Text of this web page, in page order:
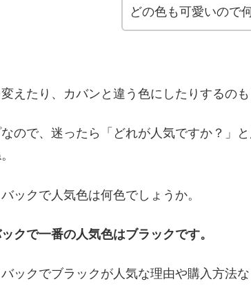
どの色も可愛いので
えたり、カバンと違う色にしたりするのも
ので、迷ったら「どれが人気ですか？」
ックで人気色は何色でしょうか。
クで一番の人気色はブラックです。
ックでブラックが人気な理由や購入方法